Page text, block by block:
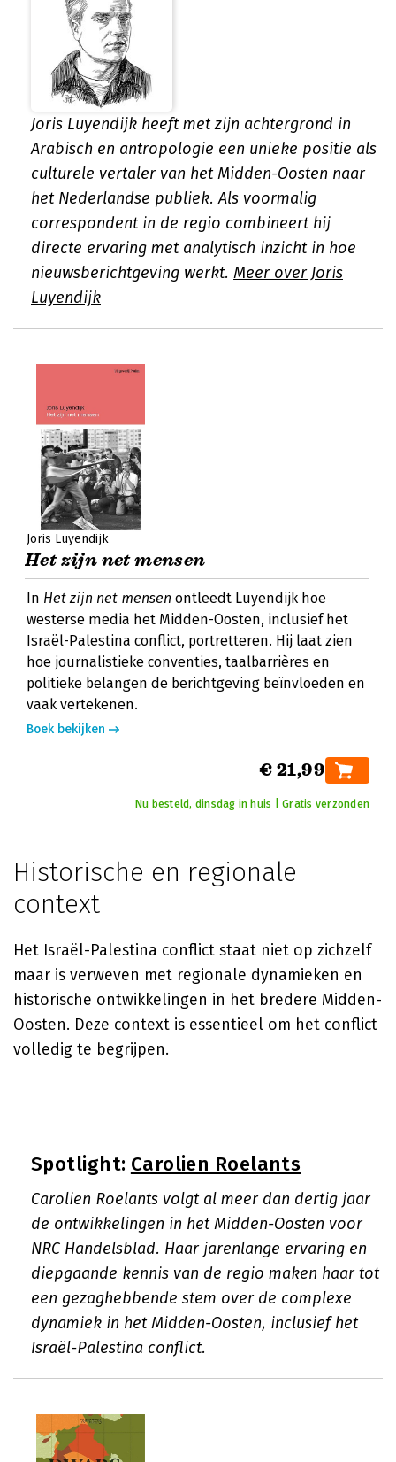
Joris Luyendijk heeft met zijn achtergrond in
Arabisch en antropologie een unieke positie als
culturele vertaler van het Midden-Oosten naar
het Nederlandse publiek. Als voormalig
correspondent in de regio combineert hij
directe ervaring met analytisch inzicht in hoe
nieuwsberichtgeving werkt. Meer over Joris
Luyendijk
Joris Luyendijk
Het zijn net mensen
In Het zijn net mensen ontleedt Luyendijk hoe
westerse media het Midden-Oosten, inclusief het
Israël-Palestina conflict, portretteren. Hij laat zien
hoe journalistieke conventies, taalbarrières en
politieke belangen de berichtgeving beïnvloeden en
vaak vertekenen.
Boek bekijken
€ 21,99
Nu besteld, dinsdag in huis | Gratis verzonden
Historische en regionale
context
Het Israël-Palestina conflict staat niet op zichzelf
maar is verweven met regionale dynamieken en
historische ontwikkelingen in het bredere Midden-
Oosten. Deze context is essentieel om het conflict
volledig te begrijpen.
Spotlight: Carolien Roelants
Carolien Roelants volgt al meer dan dertig jaar
de ontwikkelingen in het Midden-Oosten voor
NRC Handelsblad. Haar jarenlange ervaring en
diepgaande kennis van de regio maken haar tot
een gezaghebbende stem over de complexe
dynamiek in het Midden-Oosten, inclusief het
Israël-Palestina conflict.